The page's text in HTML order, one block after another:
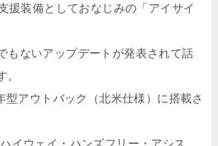
援装備としておなじみの「アイサイ
もないアップデートが発表されて話
アウトバック（北米仕様）に搭載さ
イウェイ・ハンズフリー・アシス